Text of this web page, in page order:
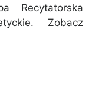
Recytatorska
Zobacz